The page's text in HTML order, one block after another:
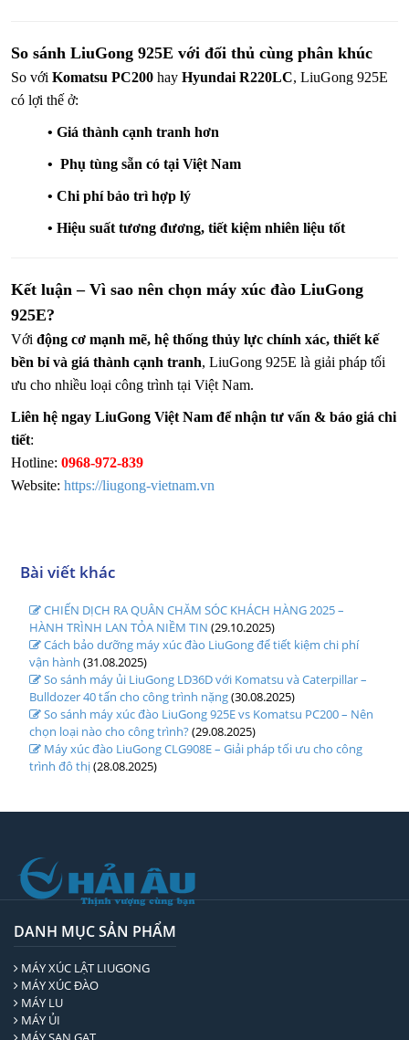
So sánh LiuGong 925E với đối thủ cùng phân khúc
So với Komatsu PC200 hay Hyundai R220LC, LiuGong 925E
có lợi thế ở:
• Giá thành cạnh tranh hơn
• Phụ tùng sẵn có tại Việt Nam
• Chi phí bảo trì hợp lý
• Hiệu suất tương đương, tiết kiệm nhiên liệu tốt
Kết luận – Vì sao nên chọn máy xúc đào LiuGong
925E?
Với động cơ mạnh mẽ, hệ thống thủy lực chính xác, thiết kế
bền bỉ và giá thành cạnh tranh, LiuGong 925E là giải pháp tối
ưu cho nhiều loại công trình tại Việt Nam.
Liên hệ ngay LiuGong Việt Nam để nhận tư vấn & báo giá chi
tiết:
Hotline: 0968-972-839
Website: https://liugong-vietnam.vn
Bài viết khác
CHIẾN DỊCH RA QUÂN CHĂM SÓC KHÁCH HÀNG 2025 –
HÀNH TRÌNH LAN TỎA NIỀM TIN (29.10.2025)
Cách bảo dưỡng máy xúc đào LiuGong để tiết kiệm chi phí
vận hành (31.08.2025)
So sánh máy ủi LiuGong LD36D với Komatsu và Caterpillar –
Bulldozer 40 tấn cho công trình nặng(30.08.2025)
So sánh máy xúc đào LiuGong 925E vs Komatsu PC200 – Nên
chọn loại nào cho công trình?(29.08.2025)
Máy xúc đào LiuGong CLG908E – Giải pháp tối ưu cho công
trình đô thị(28.08.2025)
DANH MỤC SẢN PHẨM
MÁY XÚC LẬT LIUGONG
MÁY XÚC ĐÀO
MÁY LU
MÁY ỦI